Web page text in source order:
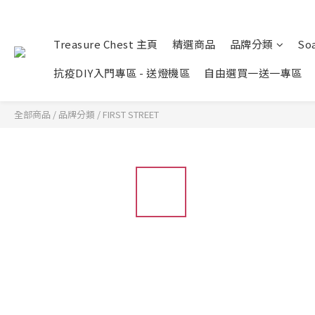
Treasure Chest 主頁 精選商品 品牌分類
抗疫DIY入門專區 - 送燈機區
自由選買一送一專區
全部商品 / 品牌分類 / FIRST STREET